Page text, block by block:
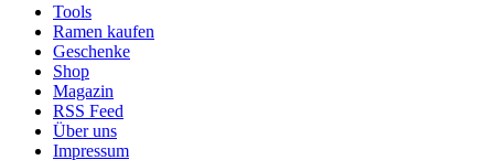
Tools
Ramen kaufen
Geschenke
Shop
Magazin
RSS Feed
Über uns
Impressum